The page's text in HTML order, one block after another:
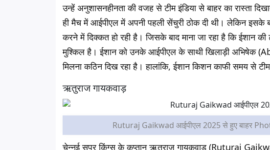
उन्हें अनुशासनहीनता की वजह से टीम इंडिया से बाहर का रास्ता
ही मैच में आईपीएल में अपनी पहली सेंचुरी ठोक दी थी। लेकिन इसके
करने में दिक्कत हो रही है। जिसके बाद माना जा रहा है कि ईशान की
मुश्किल है। ईशान को उनके आईपीएल के साथी खिलाड़ी अभिषेक
मिलना कठिन दिख रहा है। हालांकि, ईशान किशन काफी समय से
ऋतुराज गायकवाड़
Ruturaj Gaikwad आईपीएल 2025 से हुए बाहर
चेन्नई सुपर किंग्स के कप्तान ऋतुराज गायकवाड़ (Ruturaj